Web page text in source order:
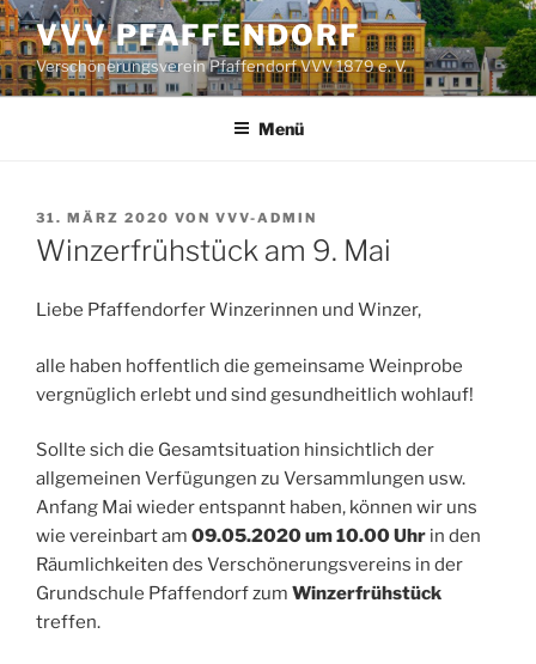
Zum
Inhalt
springen
VVV PFAFFENDORF
Verschönerungsverein Pfaffendorf VVV 1879 e. V.
Menü
VERÖFFENTLICHT
AM
31. MÄRZ 2020 VON VVV-ADMIN
Winzerfrühstück am 9. Mai
Liebe Pfaffendorfer Winzerinnen und Winzer,
alle haben hoffentlich die gemeinsame Weinprobe
vergnüglich erlebt und sind gesundheitlich wohlauf!
Sollte sich die Gesamtsituation hinsichtlich der
allgemeinen Verfügungen zu Versammlungen usw.
Anfang Mai wieder entspannt haben, können wir uns
wie vereinbart am 09.05.2020 um 10.00 Uhr in den
Räumlichkeiten des Verschönerungsvereins in der
Grundschule Pfaffendorf zum Winzerfrühstück
treffen.